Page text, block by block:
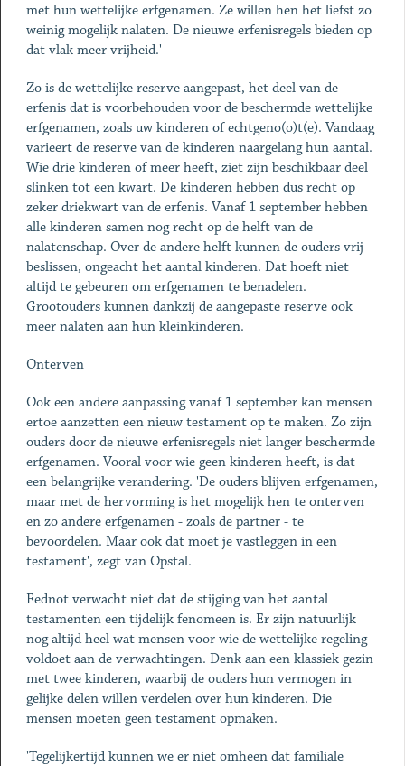
met hun wettelijke erfgenamen. Ze willen hen het liefst zo
weinig mogelijk nalaten. De nieuwe erfenisregels bieden op
dat vlak meer vrijheid.'
Zo is de wettelijke reserve aangepast, het deel van de
erfenis dat is voorbehouden voor de beschermde wettelijke
erfgenamen, zoals uw kinderen of echtgeno(o)t(e). Vandaag
varieert de reserve van de kinderen naargelang hun aantal.
Wie drie kinderen of meer heeft, ziet zijn beschikbaar deel
slinken tot een kwart. De kinderen hebben dus recht op
zeker driekwart van de erfenis. Vanaf 1 september hebben
alle kinderen samen nog recht op de helft van de
nalatenschap. Over de andere helft kunnen de ouders vrij
beslissen, ongeacht het aantal kinderen. Dat hoeft niet
altijd te gebeuren om erfgenamen te benadelen.
Grootouders kunnen dankzij de aangepaste reserve ook
meer nalaten aan hun kleinkinderen.
Onterven
Ook een andere aanpassing vanaf 1 september kan mensen
ertoe aanzetten een nieuw testament op te maken. Zo zijn
ouders door de nieuwe erfenisregels niet langer beschermde
erfgenamen. Vooral voor wie geen kinderen heeft, is dat
een belangrijke verandering. 'De ouders blijven erfgenamen,
maar met de hervorming is het mogelijk hen te onterven
en zo andere erfgenamen - zoals de partner - te
bevoordelen. Maar ook dat moet je vastleggen in een
testament', zegt van Opstal.
Fednot verwacht niet dat de stijging van het aantal
testamenten een tijdelijk fenomeen is. Er zijn natuurlijk
nog altijd heel wat mensen voor wie de wettelijke regeling
voldoet aan de verwachtingen. Denk aan een klassiek gezin
met twee kinderen, waarbij de ouders hun vermogen in
gelijke delen willen verdelen over hun kinderen. Die
mensen moeten geen testament opmaken.
'Tegelijkertijd kunnen we er niet omheen dat familiale